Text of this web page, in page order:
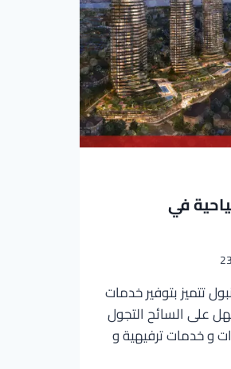
في
تتميز بتوفير خدمات
على السائح التجول
و خدمات ترفيهية و